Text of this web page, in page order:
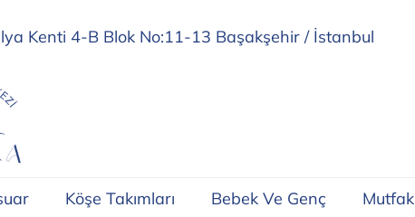
Kenti 4-B Blok No:11-13 Başakşehir / İstanbul
Köşe Takımları Bebek Ve Genç Mutfak